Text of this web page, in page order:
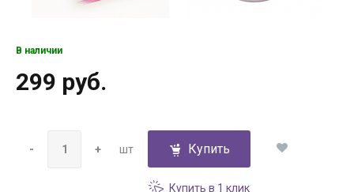
В наличии
299 руб.
- + шт Купить
Купить в 1 клик